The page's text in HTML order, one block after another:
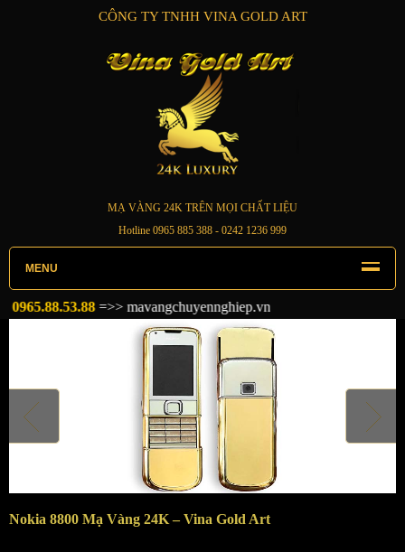
CÔNG TY TNHH VINA GOLD ART
MẠ VÀNG 24K TRÊN MỌI CHẤT LIỆU
Hotline 0965 885 388 - 0242 1236 999
MENU
=>>mavangchuyennghiep.vn
Nokia 8800 Mạ Vàng 24K – Vina Gold Art